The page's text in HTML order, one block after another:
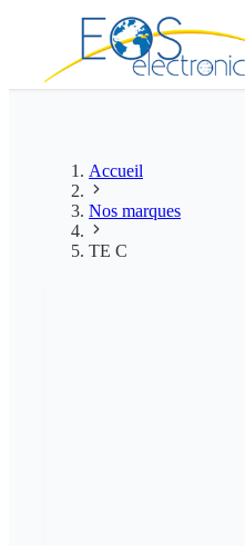
Accueil
Nos marques
TE C